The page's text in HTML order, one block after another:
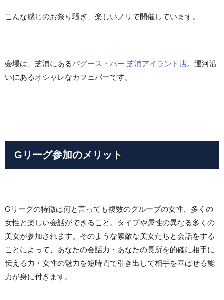
こんな感じのお祭り騒ぎ、楽しいノリで開催しています。
会場は、芝浦にあるバグース・バー 芝浦アイランド店。運河沿
いにあるオシャレなカフェバーです。
Gリーグ参加のメリット
Gリーグの特徴は何と言っても複数のグループの女性、多くの
女性と楽しい会話ができること。タイプや属性の異なる多くの
美女が参加されます。そのような素敵な美女たちと会話をする
ことによって、あなたの会話力・あなたの長所を的確に相手に
伝える力・女性の魅力を短時間で引き出して相手を喜ばせる能
力が身に付きます。